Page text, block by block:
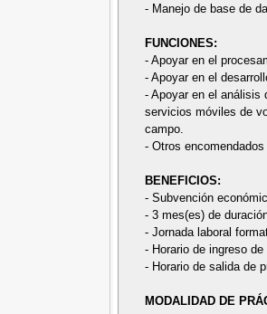
- Manejo de base de
FUNCIONES:
- Apoyar en el
- Apoyar en el
- Apoyar en el análisis
servicios móviles de
campo.
- Otros
BENEFICIOS:
- Subvención
- 3 mes(es) de
- Jornada laboral
- Horario de ingreso
- Horario de salida de
MODALIDAD DE